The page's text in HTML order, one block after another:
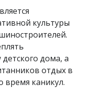
культуры
дома, а
отдых в
время каникул.